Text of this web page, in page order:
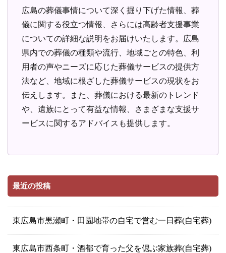
広島の葬儀事情について深く掘り下げた情報、葬
儀に関する役立つ情報、さらには高齢者支援事業
についての詳細な説明をお届けいたします。広島
県内での葬儀の種類や流行、地域ごとの特色、利
用者の声やニーズに応じた葬儀サービスの提供方
法など、地域に根ざした葬儀サービスの現状をお
伝えします。また、葬儀における最新のトレンド
や、遺族にとって有益な情報、さまざまな支援サ
ービスに関するアドバイスも提供します。
最近の投稿
東広島市黒瀬町・田園地帯の自宅で営む一日葬(自宅葬)
東広島市西条町・酒都で育った父を偲ぶ家族葬(自宅葬)